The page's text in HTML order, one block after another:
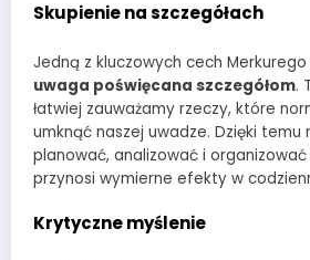
Skupienie na szczegółach
Jedną z kluczowych cech
uwaga poświęcana szczegółom.
łatwiej zauważamy rzeczy, które
umknąć naszej uwadze. Dzięki temu
planować, analizować i organizować
przynosi wymierne efekty w
Krytyczne myślenie